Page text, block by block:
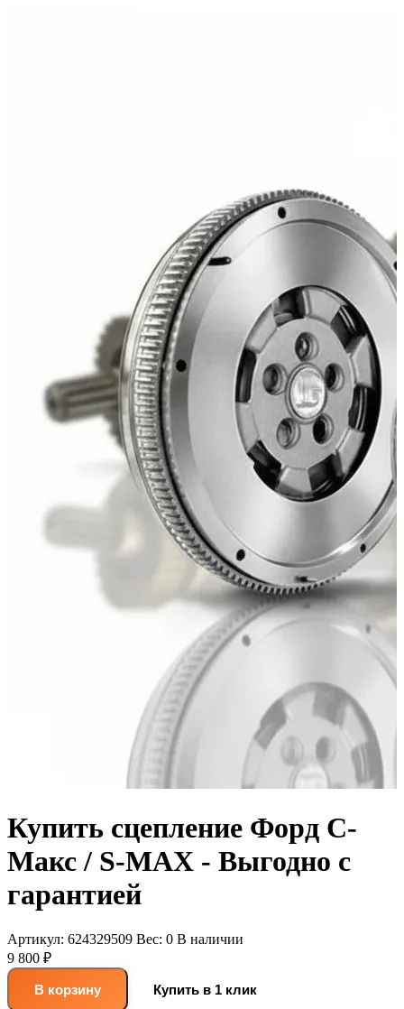
Купить сцепление Форд С-
Макс / S-MAX - Выгодно с
гарантией
Артикул: 624329509 Вес: 0 В наличии
9 800 ₽
В корзину Купить в 1 клик